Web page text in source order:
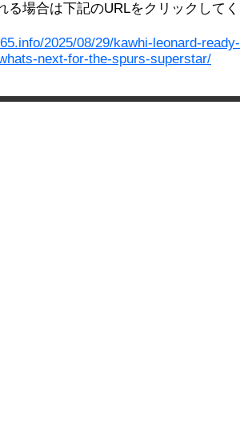
る場合は下記のURLをクリックして
2025/08/29/kawhi-leonard-
next-for-the-spurs-superstar/